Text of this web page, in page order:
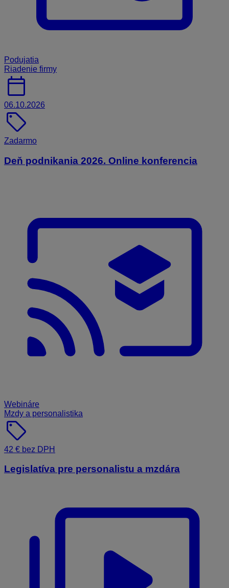
Podujatia
Riadenie firmy
calendar_today
06.10.2026
sell
Zadarmo
Deň podnikania 2026. Online konferencia
Webináre
Mzdy a personalistika
sell
42 € bez DPH
Legislatíva pre personalistu a mzdára